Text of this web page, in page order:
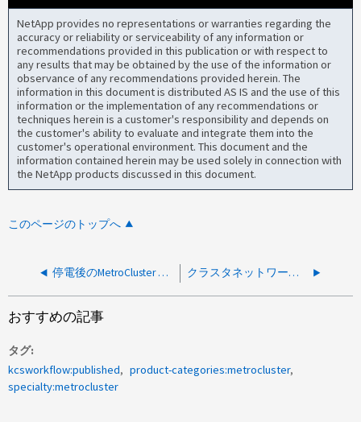
NetApp provides no representations or warranties regarding the
accuracy or reliability or serviceability of any information or
recommendations provided in this publication or with respect to
any results that may be obtained by the use of the information or
observance of any recommendations provided herein. The
information in this document is distributed AS IS and the use of this
information or the implementation of any recommendations or
techniques herein is a customer's responsibility and depends on
the customer's ability to evaluate and integrate them into the
customer's operational environment. This document and the
information contained herein may be used solely in connection with
the NetApp products discussed in this document.
このページのトップへ
停電後のMetroCluster の停止 クラスタネットワークにMetroCluster準拠スイッチを使用している場合にMetroCluster IPでサポートされないスイッチアラートが表示される
おすすめの記事
タグ
kcsworkflow:published
product-categories:metrocluster
specialty:metrocluster